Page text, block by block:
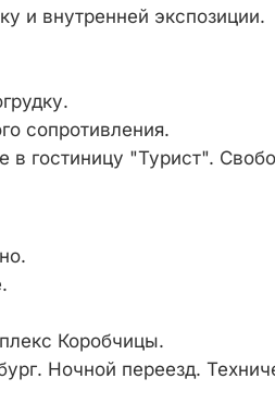
и внутренней экспозиции.
сопротивления.
в гостиницу "Турист".
Коробчицы.
Ночной переезд.